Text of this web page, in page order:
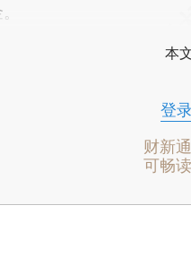
本
登
财新
可畅